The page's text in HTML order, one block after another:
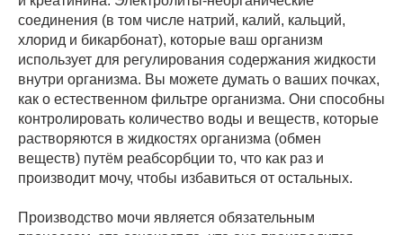
соединения (в том числе натрий, калий, кальций,
хлорид и бикарбонат), которые ваш организм
использует для регулирования содержания жидкости
внутри организма. Вы можете думать о ваших почках,
как о естественном фильтре организма. Они способны
контролировать количество воды и веществ, которые
растворяются в жидкостях организма (обмен
веществ) путём реабсорбции то, что как раз и
производит мочу, чтобы избавиться от остальных.
Производство мочи является обязательным